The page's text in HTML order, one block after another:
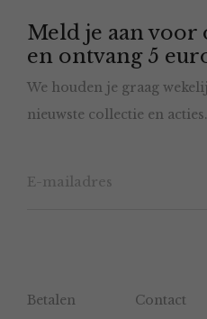
Meld je aan
en ontvang 5
We houden je graag
nieuwste collectie en acties.
Betalen Contact